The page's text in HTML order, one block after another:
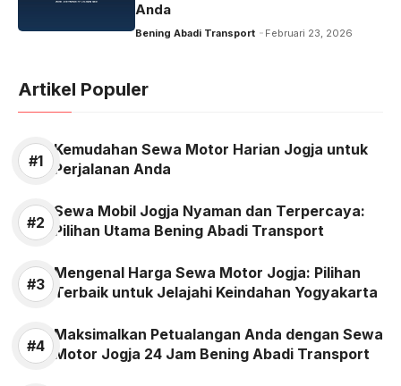
Anda
Bening Abadi Transport Februari 23, 2026
Artikel Populer
Kemudahan Sewa Motor Harian Jogja untuk
Perjalanan Anda
Sewa Mobil Jogja Nyaman dan Terpercaya:
Pilihan Utama Bening Abadi Transport
Mengenal Harga Sewa Motor Jogja: Pilihan
Terbaik untuk Jelajahi Keindahan Yogyakarta
Maksimalkan Petualangan Anda dengan Sewa
Motor Jogja 24 Jam Bening Abadi Transport